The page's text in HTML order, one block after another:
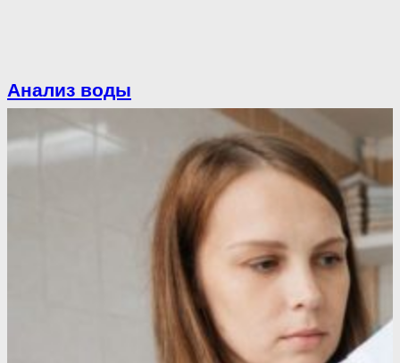
Анализ воды